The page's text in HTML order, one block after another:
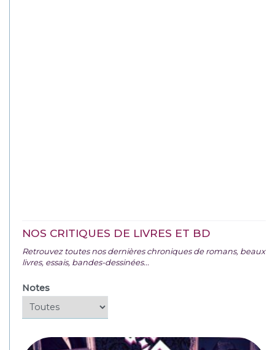
NOS CRITIQUES DE LIVRES ET BD
Retrouvez toutes nos dernières chroniques de romans, beaux
livres, essais, bandes-dessinées...
Notes